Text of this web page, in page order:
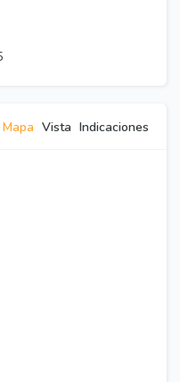
Mapa Vista Indicaciones